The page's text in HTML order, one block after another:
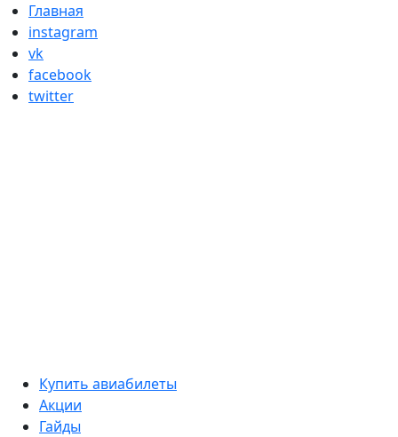
Skip
to
content
Главная
instagram
vk
facebook
twitter
Primary
Menu
Купить авиабилеты
Акции
Гайды